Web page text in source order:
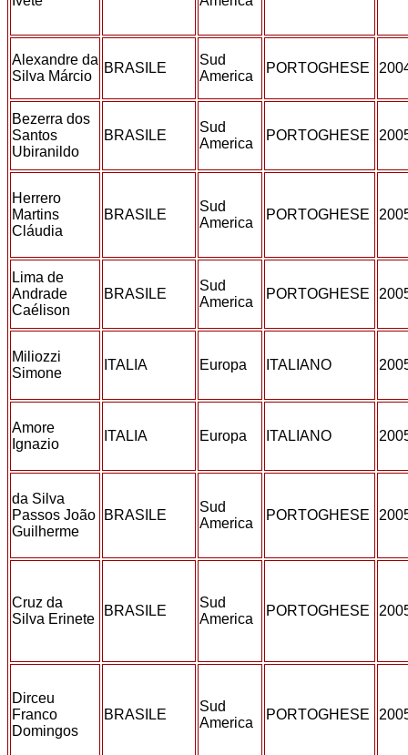
Alexandre da
Silva Márcio
BRASILE
Sud
America
PORTOGHESE
Bezerra dos
Santos
Ubiranildo
BRASILE
Sud
America
PORTOGHESE
Herrero
Martins
Cláudia
BRASILE
Sud
America
PORTOGHESE
Lima de
Andrade
Caélison
BRASILE
Sud
America
PORTOGHESE
Miliozzi
Simone
ITALIA Europa ITALIANO
Amore
Ignazio
ITALIA Europa ITALIANO
da Silva
Passos João
Guilherme
BRASILE
Sud
America
PORTOGHESE
Cruz da
Silva Erinete
BRASILE
Sud
America
PORTOGHESE
Dirceu
Franco
Domingos
BRASILE
Sud
America
PORTOGHESE